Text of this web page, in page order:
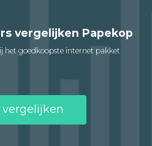
vergelijken Papekop
het goedkoopste internet pakket